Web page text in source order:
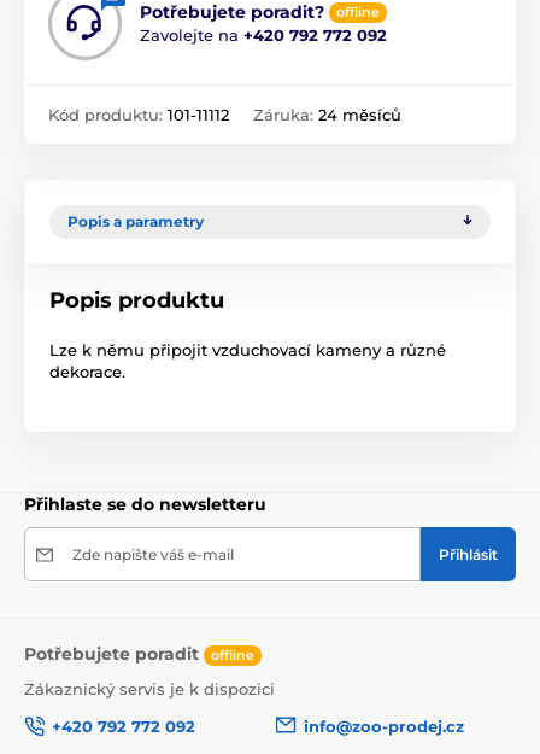
Potřebujete poradit? offline
Zavolejte na +420 792 772 092
Kód produktu: 101-11112 Záruka: 24 měsíců
Popis a parametry
Popis produktu
Lze k němu připojit vzduchovací kameny a různé
dekorace.
Přihlaste se do newsletteru
Zde napište váš e-mail Přihlásit
Potřebujete poradit offline
Zákaznický servis je k dispozici
+420 792 772 092
info@zoo-prodej.cz